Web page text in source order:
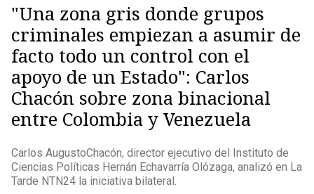
"Una zona gris donde grupos
criminales empiezan a asumir de
facto todo un control con el
apoyo de un Estado": Carlos
Chacón sobre zona binacional
entre Colombia y Venezuela
Carlos AugustoChacón, director ejecutivo del Instituto de
Ciencias Políticas Hernán Echavarría Olózaga, analizó en La
Tarde NTN24 la iniciativa bilateral.